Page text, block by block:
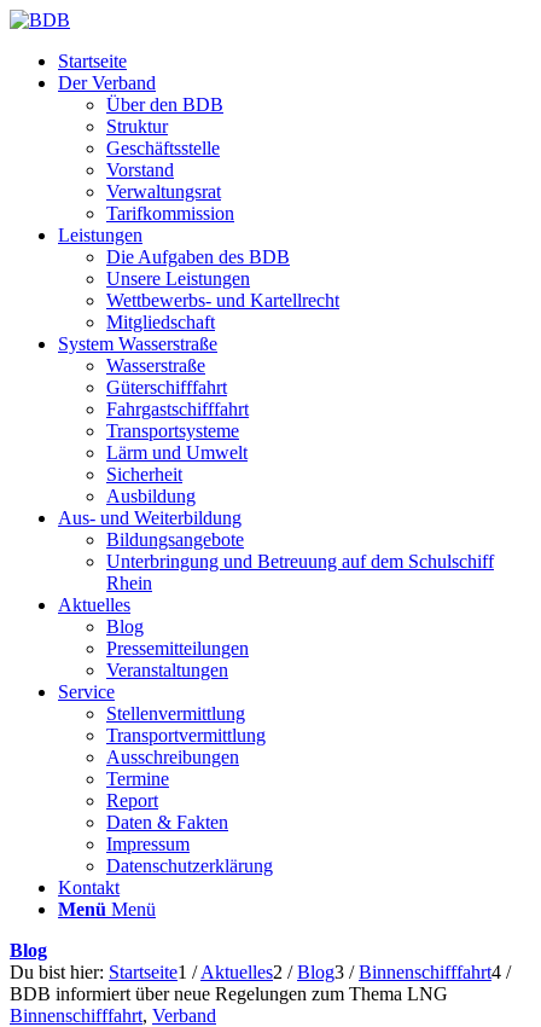
Startseite
Der Verband
Über den BDB
Struktur
Geschäftsstelle
Vorstand
Verwaltungsrat
Tarifkommission
Leistungen
Die Aufgaben des BDB
Unsere Leistungen
Wettbewerbs- und Kartellrecht
Mitgliedschaft
System Wasserstraße
Wasserstraße
Güterschifffahrt
Fahrgastschifffahrt
Transportsysteme
Lärm und Umwelt
Sicherheit
Ausbildung
Aus- und Weiterbildung
Bildungsangebote
Unterbringung und Betreuung auf dem Schulschiff
Rhein
Aktuelles
Blog
Pressemitteilungen
Veranstaltungen
Service
Stellenvermittlung
Transportvermittlung
Ausschreibungen
Termine
Report
Daten & Fakten
Impressum
Datenschutzerklärung
Kontakt
Menü Menü
Blog
Du bist hier: Startseite1 / Aktuelles2 / Blog3 / Binnenschifffahrt4 /
BDB informiert über neue Regelungen zum Thema LNG
Binnenschifffahrt, Verband